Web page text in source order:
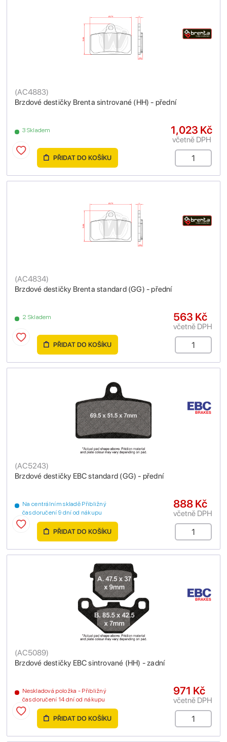
Brzdové destičky Brenta sintrované (HH) - přední
(AC4883)
3 Skladem 1,023 Kč
včetně DPH
PŘIDAT DO KOŠÍKU
Brzdové destičky Brenta standard (GG) - přední
(AC4834)
2 Skladem 563 Kč
včetně DPH
PŘIDAT DO KOŠÍKU
Brzdové destičky EBC standard (GG) - přední
(AC5243)
Na centrálním skladě Přibližný
čas doručení 9 dní od nákupu
888 Kč
včetně DPH
PŘIDAT DO KOŠÍKU
Brzdové destičky EBC sintrované (HH) - zadní
(AC5089)
Neskladová položka - Přibližný
čas doručení 14 dní od nákupu
971 Kč
včetně DPH
PŘIDAT DO KOŠÍKU